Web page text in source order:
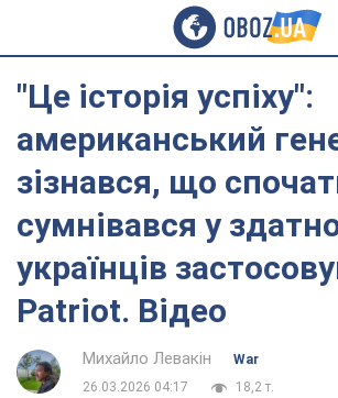
"Це історія успіху":
американський
зізнався, що
сумнівався у
українців
Patriot. Відео
Михайло Левакін
War
26.03.2026 04:17
18,2 т.